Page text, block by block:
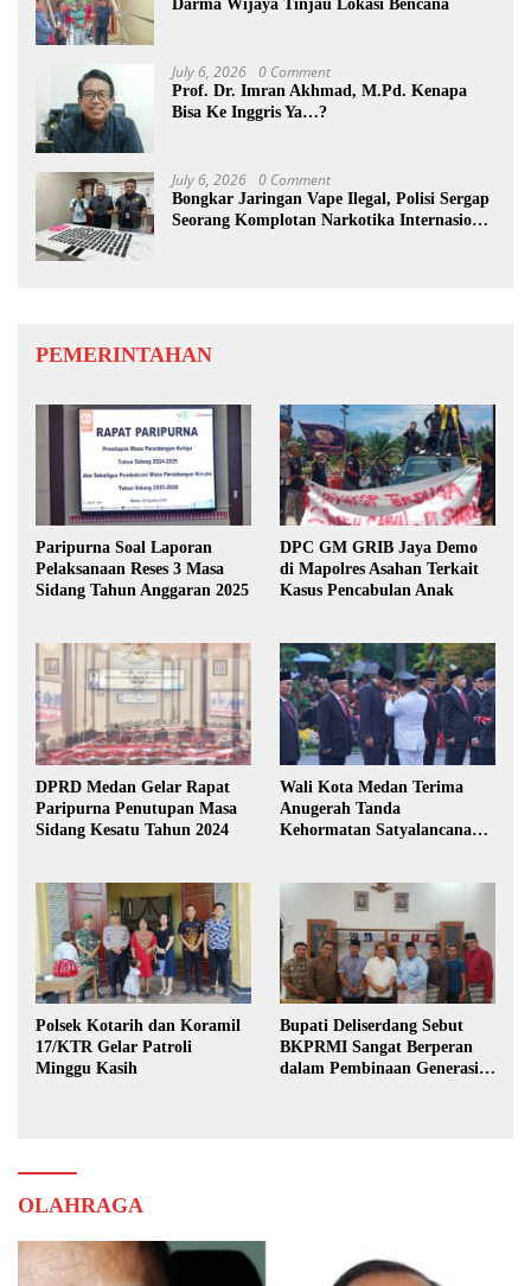
Darma Wijaya Tinjau Lokasi Bencana
July 6, 2026 0 Comment
Prof. Dr. Imran Akhmad, M.Pd. Kenapa
Bisa Ke Inggris Ya…?
July 6, 2026 0 Comment
Bongkar Jaringan Vape Ilegal, Polisi Sergap
Seorang Komplotan Narkotika Internasional
PEMERINTAHAN
Paripurna Soal Laporan
Pelaksanaan Reses 3 Masa
Sidang Tahun Anggaran 2025
DPC GM GRIB Jaya Demo
di Mapolres Asahan Terkait
Kasus Pencabulan Anak
DPRD Medan Gelar Rapat
Paripurna Penutupan Masa
Sidang Kesatu Tahun 2024
Wali Kota Medan Terima
Anugerah Tanda
Kehormatan Satyalancana
Polsek Kotarih dan Koramil
17/KTR Gelar Patroli
Minggu Kasih
Bupati Deliserdang Sebut
BKPRMI Sangat Berperan
dalam Pembinaan Generasi
OLAHRAGA